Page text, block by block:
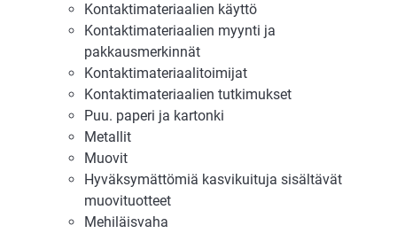
Kontaktimateriaalien käyttö
Kontaktimateriaalien myynti ja
pakkausmerkinnät
Kontaktimateriaalitoimijat
Kontaktimateriaalien tutkimukset
Puu. paperi ja kartonki
Metallit
Muovit
Hyväksymättömiä kasvikuituja sisältävät
muovituotteet
Mehiläisvaha